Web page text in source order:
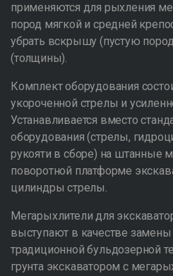
применяются для рыхления
пород мягкой и средней
убрать вскрышу (пустую
(толщины).
Комплект оборудования
укороченной стрелы и
Устанавливается вместо
оборудования (стрелы,
рукояти в сборе) на штанные
поворотной платформе
цилиндры стрелы.
Мегарыхлители для
выступают в качестве замены
традиционной бульдозерной
грунта экскаватором с